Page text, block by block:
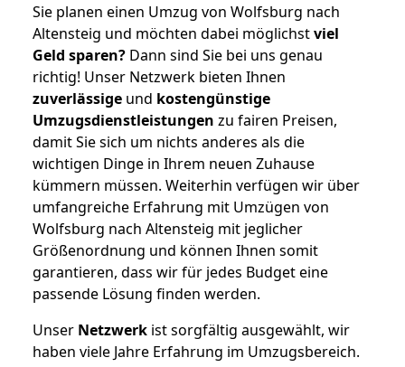
Sie planen einen Umzug von Wolfsburg nach
Altensteig und möchten dabei möglichstviel
Geld sparen? Dann sind Sie bei uns genau
richtig! Unser Netzwerk bieten Ihnen
zuverlässige und kostengünstige
Umzugsdienstleistungen zu fairen Preisen,
damit Sie sich um nichts anderes als die
wichtigen Dinge in Ihrem neuen Zuhause
kümmern müssen. Weiterhin verfügen wir über
umfangreiche Erfahrung mit Umzügen von
Wolfsburg nach Altensteig mit jeglicher
Größenordnung und können Ihnen somit
garantieren, dass wir für jedes Budget eine
passende Lösung finden werden.
Unser Netzwerk ist sorgfältig ausgewählt, wir
haben viele Jahre Erfahrung im Umzugsbereich.